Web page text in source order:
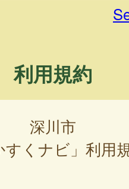
利用規約
深川市
すくナビ」利用